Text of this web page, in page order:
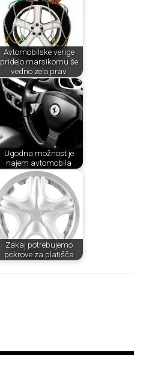
Avtomobilske verige
pridejo marsikomu še
vedno zelo prav
Ugodna možnost je
najem avtomobila
Zakaj potrebujemo
pokrove za platišča